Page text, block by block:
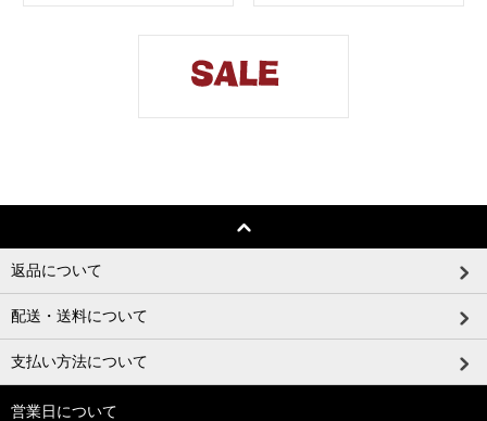
返品について
配送・送料について
支払い方法について
営業日について